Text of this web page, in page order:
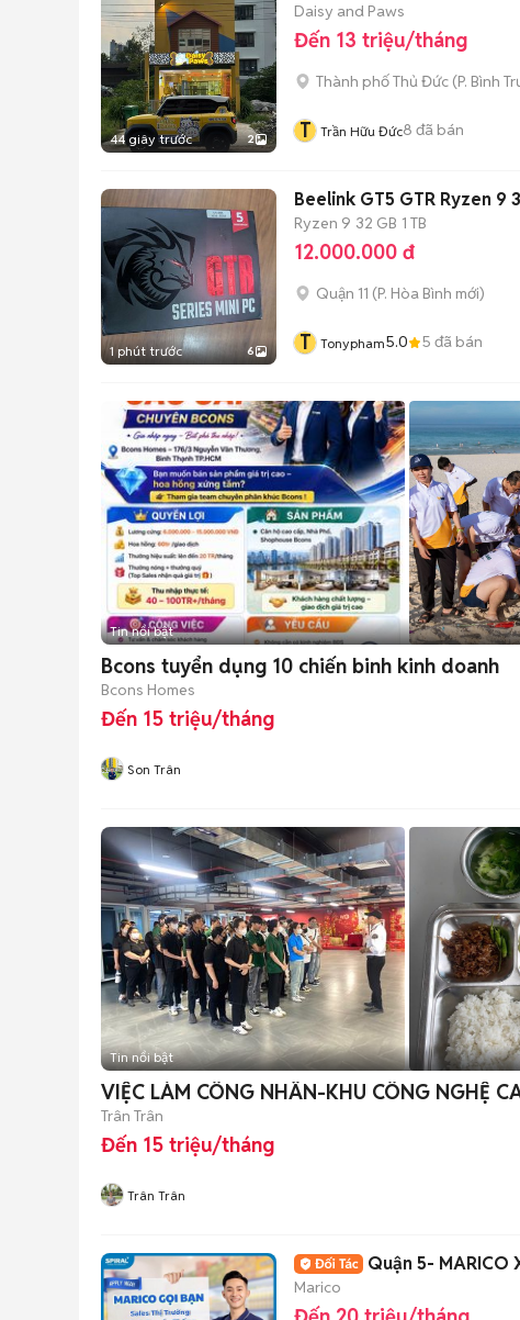
44 giây trước 2
Daisy and Paws
Đến 13 triệu/tháng
Thành phố Thủ Đức (P. Bình
T Trần Hữu Đức8 đã bán
1 phút trước 6
Beelink GT5 GTR Ryzen 9
Ryzen 9 32 GB 1 TB
12.000.000 đ
Quận 11 (P. Hòa Bình mới)
T Tonypham5.0 5 đã bán
Tin nổi bật
Bcons tuyển dụng 10 chiến binh kinh doanh
Bcons Homes
Đến 15 triệu/tháng
Son Trân
Tin nổi bật
VIỆC LÀM CÔNG NHÂN-KHU CÔNG NGHỆ
Trân Trân
Đến 15 triệu/tháng
Trân Trân
Quận 5- MARICO
Marico